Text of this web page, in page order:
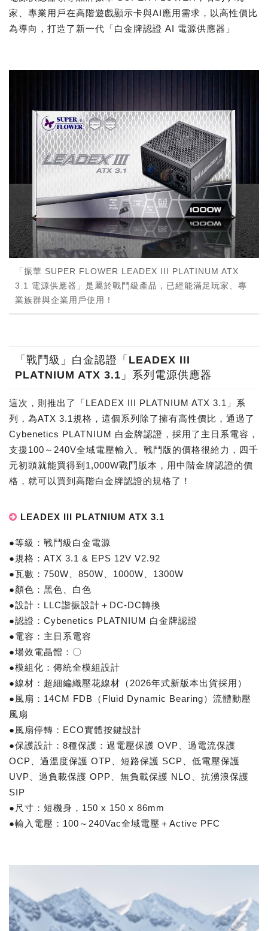
家、專業用戶在高階遊戲顯示卡與AI應用需求，以高性價比
為導向，打造了新一代「白金牌認證 AI 電源供應器」
「振華 SUPER FLOWER LEADEX III PLATINUM ATX
3.1 電源供應器」是屬於戰鬥級產品，已經能滿足玩家、專
業族群與企業用戶使用！
「戰鬥級」白金認證「LEADEX III
PLATNIUM ATX 3.1」系列電源供應器
這次，則推出了「LEADEX III PLATNIUM ATX 3.1」系
列，為ATX 3.1規格，這個系列除了擁有高性價比，通過了
Cybenetics PLATNIUM 白金牌認證，採用了主日系電容，
支援100～240V全域電壓輸入。戰鬥版的價格很給力，四千
元初頭就能買得到1,000W戰鬥版本，用中階金牌認證的價
格，就可以買到高階白金牌認證的規格了！
LEADEX III PLATNIUM ATX 3.1
●等級：戰鬥級白金電源
●規格：ATX 3.1 & EPS 12V V2.92
●瓦數：750W、850W、1000W、1300W
●顏色：黑色、白色
●設計：LLC諧振設計＋DC-DC轉換
●認證：Cybenetics PLATNIUM 白金牌認證
●電容：主日系電容
●場效電晶體：〇
●模組化：傳統全模組設計
●線材：超細編織壓花線材（2026年式新版本出貨採用）
●風扇：14CM FDB（Fluid Dynamic Bearing）流體動壓
風扇
●風扇停轉：ECO實體按鍵設計
●保護設計：8種保護：過電壓保護 OVP、過電流保護
OCP、過溫度保護 OTP、短路保護 SCP、低電壓保護
UVP、過負載保護 OPP、無負載保護 NLO、抗湧浪保護
SIP
●尺寸：短機身，150 x 150 x 86mm
●輸入電壓：100～240Vac全域電壓＋Active PFC